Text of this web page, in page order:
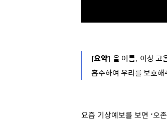
[요약] 올 여름, 이상 고
흡수하여 우리를 보호해
요즘 기상예보를 보면 ‘오존